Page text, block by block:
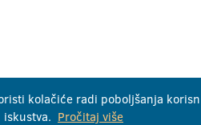
kolačiće radi poboljšanja
iskustva. Pročitaj više